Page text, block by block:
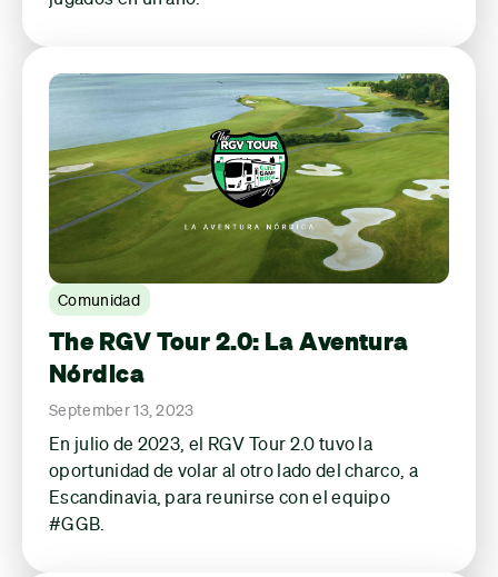
Comunidad
The RGV Tour 2.0: La Aventura
Nórdica
September 13, 2023
En julio de 2023, el RGV Tour 2.0 tuvo la
oportunidad de volar al otro lado del charco, a
Escandinavia, para reunirse con el equipo
#GGB.